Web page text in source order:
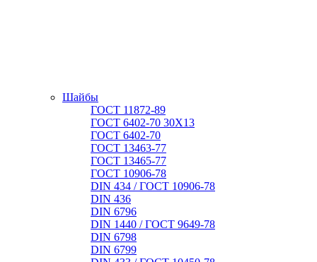
Шайбы
ГОСТ 11872-89
ГОСТ 6402-70 30Х13
ГОСТ 6402-70
ГОСТ 13463-77
ГОСТ 13465-77
ГОСТ 10906-78
DIN 434 / ГОСТ 10906-78
DIN 436
DIN 6796
DIN 1440 / ГОСТ 9649-78
DIN 6798
DIN 6799